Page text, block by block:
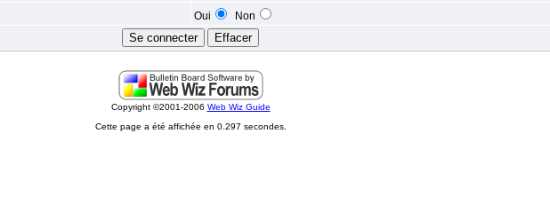
Oui Non
Copyright ©2001-2006 Web Wiz Guide
Cette page a été affichée en 0.297 secondes.